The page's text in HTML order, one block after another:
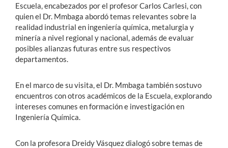
Escuela, encabezados por el profesor Carlos Carlesi, con
quien el Dr. Mmbaga abordó temas relevantes sobre la
realidad industrial en ingeniería química, metalurgia y
minería a nivel regional y nacional, además de evaluar
posibles alianzas futuras entre sus respectivos
departamentos.
En el marco de su visita, el Dr. Mmbaga también sostuvo
encuentros con otros académicos de la Escuela, explorando
intereses comunes en formación e investigación en
Ingeniería Química.
Con la profesora Dreidy Vásquez dialogó sobre temas de